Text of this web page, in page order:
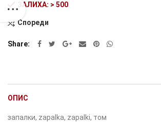
ЗАЛИХА: > 500
Alternative:
Спореди
Share
ОПИС
запалки, zapalka, zapalki, том